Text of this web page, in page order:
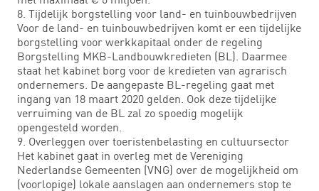
8. Tijdelijk borgstelling voor land- en tuinbouwbedrijven
Voor de land- en tuinbouwbedrijven komt er een tijdelijke
borgstelling voor werkkapitaal onder de regeling
Borgstelling MKB-Landbouwkredieten (BL). Daarmee
staat het kabinet borg voor de kredieten van agrarisch
ondernemers. De aangepaste BL-regeling gaat met
ingang van 18 maart 2020 gelden. Ook deze tijdelijke
verruiming van de BL zal zo spoedig mogelijk
opengesteld worden.
9. Overleggen over toeristenbelasting en cultuursector
Het kabinet gaat in overleg met de Vereniging
Nederlandse Gemeenten (VNG) over de mogelijkheid om
(voorlopige) lokale aanslagen aan ondernemers stop te